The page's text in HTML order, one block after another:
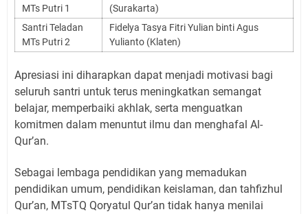
MTs Putri 1
(Surakarta)
Santri Teladan
MTs Putri 2
Fidelya Tasya Fitri Yulian binti Agus
Yulianto (Klaten)
Apresiasi ini diharapkan dapat menjadi motivasi bagi
seluruh santri untuk terus meningkatkan semangat
belajar, memperbaiki akhlak, serta menguatkan
komitmen dalam menuntut ilmu dan menghafal Al-
Qur’an.
Sebagai lembaga pendidikan yang memadukan
pendidikan umum, pendidikan keislaman, dan tahfizhul
Qur’an, MTsTQ Qoryatul Qur’an tidak hanya menilai